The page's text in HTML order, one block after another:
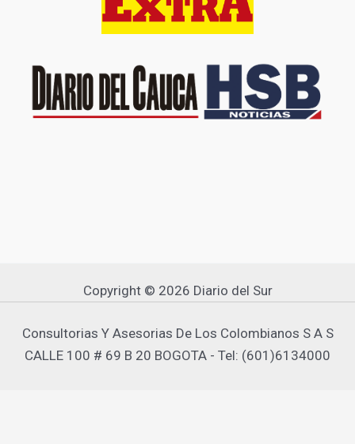
Copyright © 2026 Diario del Sur
Consultorias Y Asesorias De Los Colombianos S A S
CALLE 100 # 69 B 20 BOGOTA - Tel: (601)6134000